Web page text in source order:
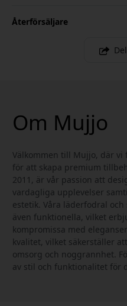
Återförsäljare
Om Mujjo
Välkommen till Mujjo, där vi
för att skapa premium
2011, är vår passion att
vardagliga upplevelser
estetik. Våra läderfodral
även funktionella, vilket
kompromissa med
kvalitet, vilket säkerställer
omsorg och noggrannhet.
av stil och funktionalitet för